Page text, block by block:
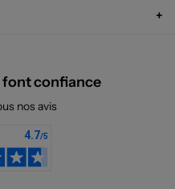
font confiance
nos avis